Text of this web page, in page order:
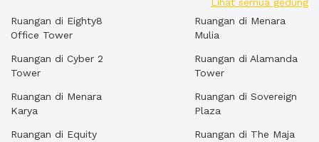
Ruangan di Eighty8
Office Tower
Ruangan di Cyber 2
Tower
Ruangan di Menara
Karya
Ruangan di Equity
Ruangan di Menara
Mulia
Ruangan di Alamanda
Tower
Ruangan di Sovereign
Plaza
Ruangan di The Maja